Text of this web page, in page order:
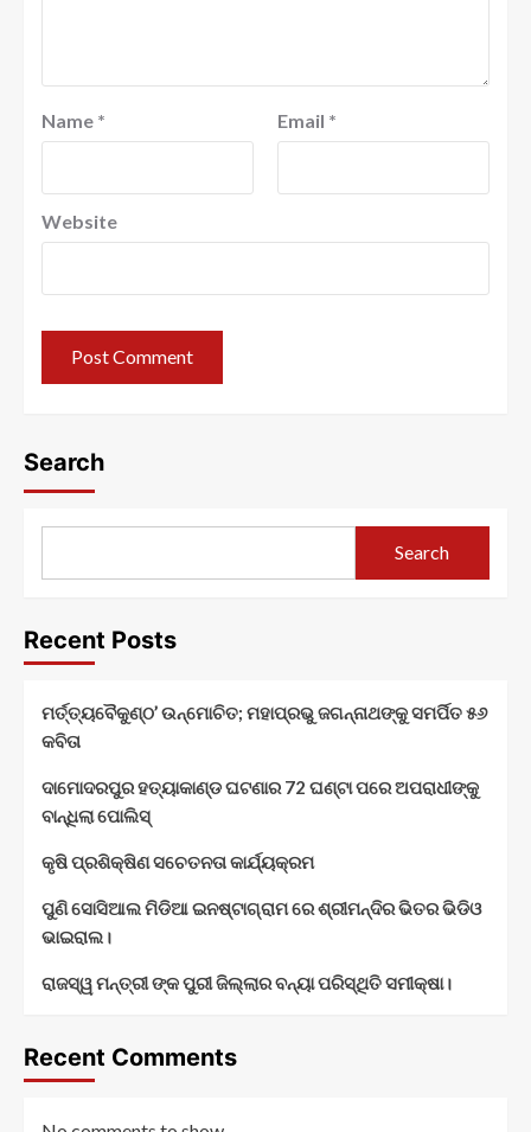
Name * Email *
Website
Search
Search
Recent Posts
ମର୍ତ୍ତ୍ୟବୈକୁଣ୍ଠ’ ଉନ୍ମୋଚିତ; ମହାପ୍ରଭୁ ଜଗନ୍ନାଥଙ୍କୁ ସମର୍ପିତ ୫୬
କବିତା
ଦାମୋଦରପୁର ହତ୍ୟାକାଣ୍ଡ ଘଟଣାର 72 ଘଣ୍ଟା ପରେ ଅପରାଧୀଙ୍କୁ
ବାନ୍ଧିଲା ପୋଲିସ୍
କୃଷି ପ୍ରଶିକ୍ଷିଣ ସଚେତନତା କାର୍ଯ୍ୟକ୍ରମ
ପୁଣି ସୋସିଆଲ ମିଡିଆ ଇନଷ୍ଟାଗ୍ରାମ ରେ ଶ୍ରୀମନ୍ଦିର ଭିତର ଭିଡିଓ
ଭାଇରାଲ।
ରାଜସ୍ୱ ମନ୍ତ୍ରୀ ଙ୍କ ପୁରୀ ଜିଲ୍ଲାର ବନ୍ୟା ପରିସ୍ଥିତି ସମୀକ୍ଷା।
Recent Comments